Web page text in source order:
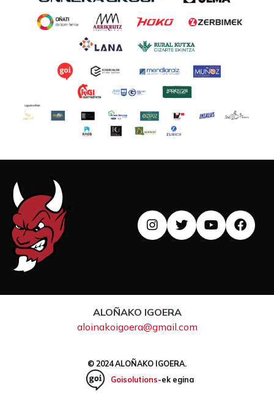
ALOÑAKO IGOERA
aloinakoigoera@gmail.com
© 2024 ALOÑAKO IGOERA.
Goisolutions-ek egina